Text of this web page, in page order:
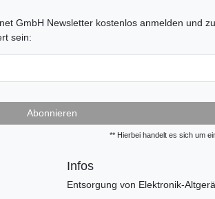
GmbH Newsletter kostenlos anmelden und
sein:
Abonnieren
** Hierbei handelt es sich um
Infos
Entsorgung von Elektronik-